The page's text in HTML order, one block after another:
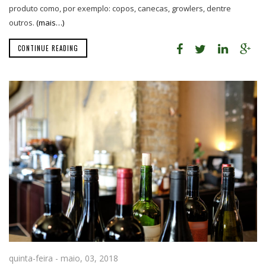
produto como, por exemplo: copos, canecas, growlers, dentre
outros. (mais…)
CONTINUE READING
quinta-feira - maio, 03, 2018